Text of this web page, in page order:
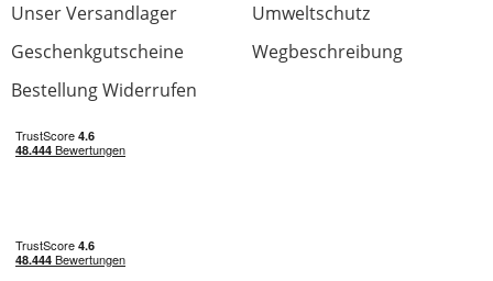
Wirklich guter, präziser VCO
leider zwar keinen Regler für manuelles PWM
Unser Versandlager
Umweltschutz
Geschenkgutscheine
Wegbeschreibung
Bestellung Widerrufen